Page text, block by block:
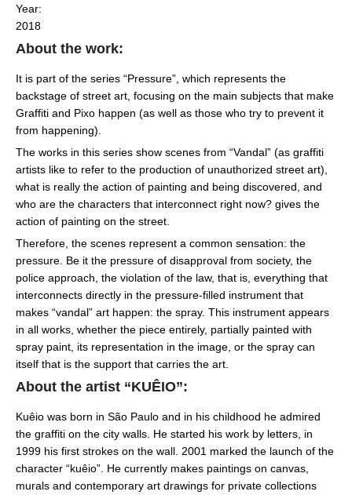
Year:
2018
About the work:
It is part of the series “Pressure”, which represents the
backstage of street art, focusing on the main subjects that make
Graffiti and Pixo happen (as well as those who try to prevent it
from happening).
The works in this series show scenes from “Vandal” (as graffiti
artists like to refer to the production of unauthorized street art),
what is really the action of painting and being discovered, and
who are the characters that interconnect right now? gives the
action of painting on the street.
Therefore, the scenes represent a common sensation: the
pressure. Be it the pressure of disapproval from society, the
police approach, the violation of the law, that is, everything that
interconnects directly in the pressure-filled instrument that
makes “vandal” art happen: the spray. This instrument appears
in all works, whether the piece entirely, partially painted with
spray paint, its representation in the image, or the spray can
itself that is the support that carries the art.
About the artist “KUÊIO”:
Kuêio was born in São Paulo and in his childhood he admired
the graffiti on the city walls. He started his work by letters, in
1999 his first strokes on the wall. 2001 marked the launch of the
character “kuêio”. He currently makes paintings on canvas,
murals and contemporary art drawings for private collections